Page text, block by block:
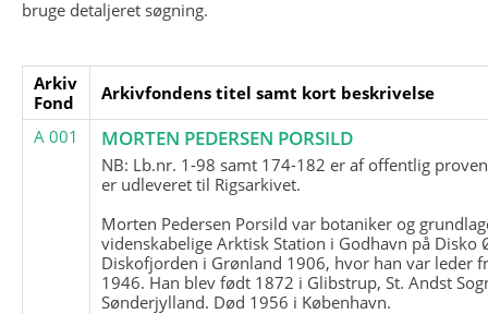
bruge detaljeret søgning.
Arkiv
Fond
Arkivfondens titel samt kort beskrivelse
A 001
MORTEN PEDERSEN PORSILD
NB: Lb.nr. 1-98 samt 174-182 er af offentlig
er udleveret til Rigsarkivet.
Morten Pedersen Porsild var botaniker og
videnskabelige Arktisk Station i Godhavn på Disko
Diskofjorden i Grønland 1906, hvor han var leder
1946. Han blev født 1872 i Glibstrup, St. Andst
Sønderjylland. Død 1956 i København.